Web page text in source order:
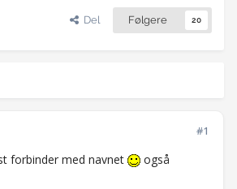
Del Følgere 20
#1
forbinder med navnet også